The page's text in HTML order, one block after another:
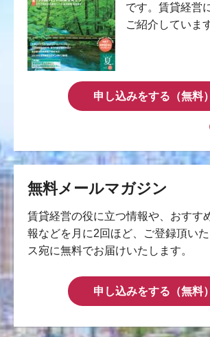
です。賃貸経営
ご紹介していま
申し込みをする（無料）
無料メールマガジン
賃貸経営の役に立つ情報や、おすす
報などを月に2回ほど、ご登録頂い
ス宛に無料でお届けいたします。
申し込みをする（無料）